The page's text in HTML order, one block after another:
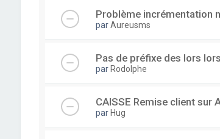
Problème incrémentation
parAureusms
Pas de préfixe des lors
par Rodolphe
CAISSE Remise client sur
par Hug